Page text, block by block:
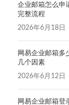
企业邮箱怎么申
完整流程
2026年6月18日
网易企业邮箱多
几个因素
2026年6月12日
网易企业邮箱登